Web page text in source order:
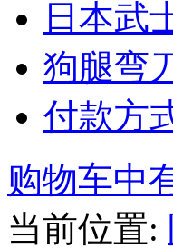
日本武
狗腿弯
付款方
购物车中
当前位置: